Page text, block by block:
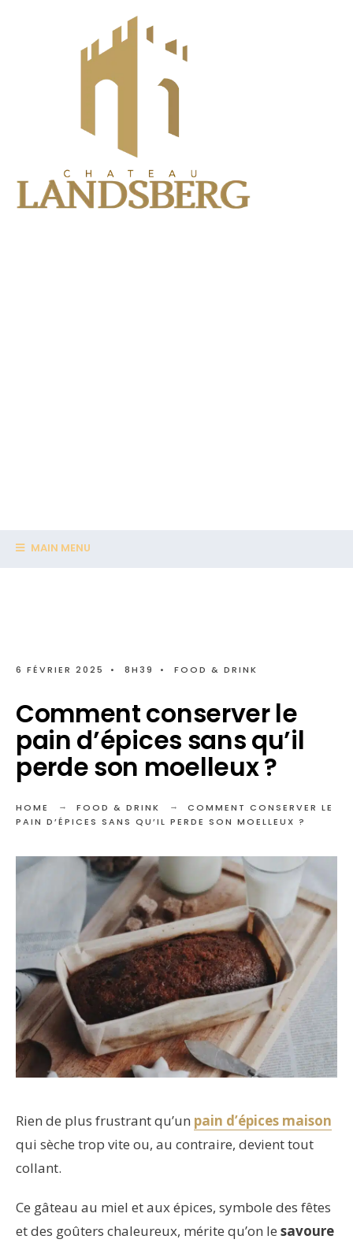
MAIN MENU
6 FÉVRIER 2025 • 8H39 • FOOD & DRINK
Comment conserver le
pain d’épices sans qu’il
perde son moelleux ?
HOME FOOD & DRINK
COMMENT CONSERVER LE
PAIN D’ÉPICES SANS QU’IL PERDE SON MOELLEUX ?
Rien de plus frustrant qu’un pain d’épices maison
qui sèche trop vite ou, au contraire, devient tout
collant.
Ce gâteau au miel et aux épices, symbole des fêtes
et des goûters chaleureux, mérite qu’on le savoure